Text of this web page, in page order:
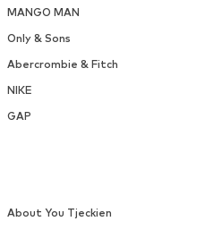
MANGO MAN
Only & Sons
Abercrombie & Fitch
NIKE
GAP
About You Tjeckien